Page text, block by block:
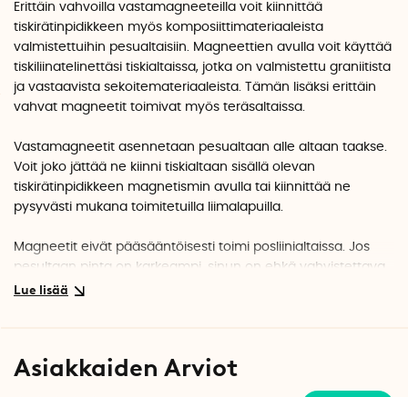
Erittäin vahvoilla vastamagneeteilla voit kiinnittää
tiskirätinpidikkeen myös komposiittimateriaaleista
valmistettuihin pesualtaisiin. Magneettien avulla voit käyttää
tiskiliinatelinettäsi tiskialtaissa, jotka on valmistettu graniitista
ja vastaavista sekoitemateriaaleista. Tämän lisäksi erittäin
vahvat magneetit toimivat myös teräsaltaissa.
Vastamagneetit asennetaan pesualtaan alle altaan taakse.
Voit joko jättää ne kiinni tiskialtaan sisällä olevan
tiskirätinpidikkeen magnetismin avulla tai kiinnittää ne
pysyvästi mukana toimitetuilla liimalapuilla.
Magneetit eivät pääsääntöisesti toimi posliinialtaissa. Jos
pesultaan pinta on karkeampi, sinun on ehkä vahvistettava
liimapaikat liimalla tai vahvemmalla ilmateipillä.
2 kpl itseliimautuvaa muistilappua.
Asiakkaiden Arviot